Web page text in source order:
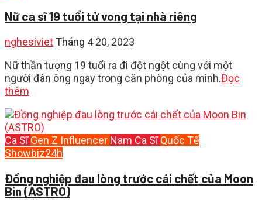
Nữ ca sĩ 19 tuổi tử vong tại nhà riêng
nghesiviet Tháng 4 20, 2023
Nữ thần tượng 19 tuổi ra đi đột ngột cùng với một
người đàn ông ngay trong căn phòng của mình.Đọc
thêm
Ca Sĩ Gen Z Influencer Nam Ca Sĩ Quốc Tế
Showbiz24h
Đồng nghiệp đau lòng trước cái chết của Moon
Bin (ASTRO)